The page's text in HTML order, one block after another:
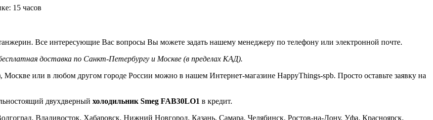
15 часов
Все интересующие Вас вопросы Вы можете задать нашему менеджеру по телефону или электронной почте.
доставка по Санкт-Петербургу и Москве (в пределах КАД).
или в любом другом городе России можно в нашем Интернет-магазине HappyThings-spb. Просто оставьте заявку на
двухдверный холодильник Smeg FAB30LO1 в кредит.
Владивосток, Хабаровск, Нижний Новгород, Казань, Самара, Челябинск, Ростов-на-Дону, Уфа, Красноярск,